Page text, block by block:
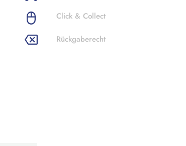
Click & Collect
Rückgaberecht